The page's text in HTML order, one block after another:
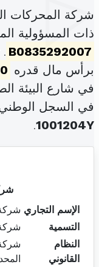
شركة المحركات
ذات المسؤولية
B0835292007
برأس مال قدره
في شارع البيئة
في السجل
1001204Y
.
الإسم التجاري
التسمية
النظام
القانوني